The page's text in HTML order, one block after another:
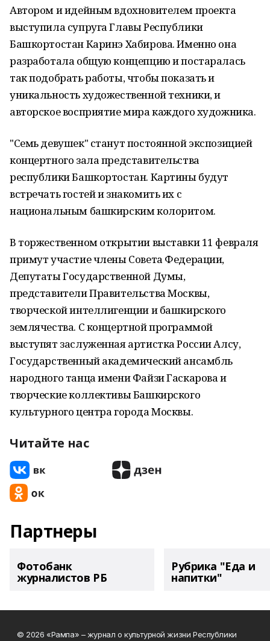
Автором и идейным вдохновителем проекта
выступила супруга Главы Республики
Башкортостан Каринэ Хабирова. Именно она
разработала общую концепцию и постаралась
так подобрать работы, чтобы показать и
уникальность художественной техники, и
авторское восприятие мира каждого художника.
"Семь девушек" станут постоянной экспозицией
концертного зала представительства
республики Башкортостан. Картины будут
встречать гостей и знакомить их с
национальным башкирским колоритом.
В торжественном открытии выставки 11 февраля
примут участие члены Совета Федерации,
Депутаты Государственной Думы,
представители Правительства Москвы,
творческой интеллигенции и башкирского
землячества. С концертной программой
выступят заслуженная артистка России Алсу,
Государственный академический ансамбль
народного танца имени Файзи Гаскарова и
творческие коллективы Башкирского
культурного центра города Москвы.
Читайте нас
Партнеры
Фотобанк
журналистов РБ
Рубрика "Еда и
напитки"
© 2026 «Рампа» – журнал о культурной жизни Республики